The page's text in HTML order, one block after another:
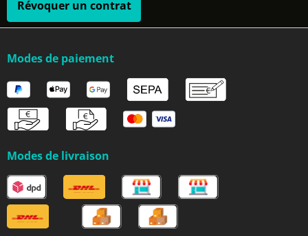
Révoquer un contrat
Modes de paiement
Modes de livraison